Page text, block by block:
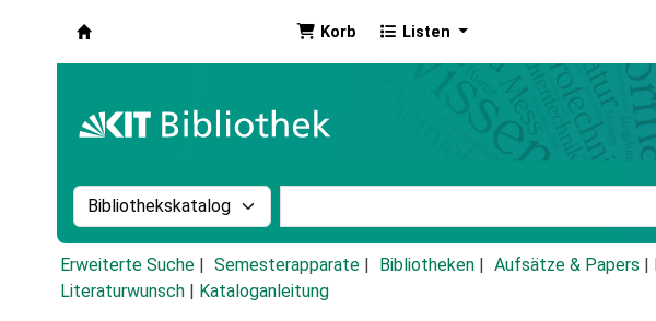
Korb Listen
Suche im Katalog nach:
Erweiterte Suche Semesterapparate Bibliotheken Aufsätze & Papers
Literaturwunsch
Kataloganleitung